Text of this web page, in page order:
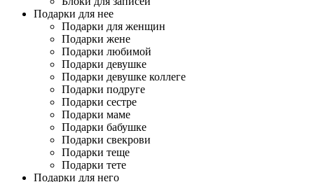
Подарки для нее
Подарки для женщин
Подарки жене
Подарки любимой
Подарки девушке
Подарки девушке коллеге
Подарки подруге
Подарки сестре
Подарки маме
Подарки бабушке
Подарки свекрови
Подарки теще
Подарки тете
Подарки для него